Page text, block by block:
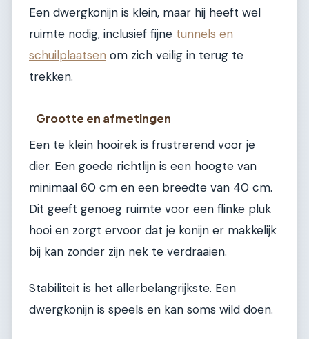
Een dwergkonijn is klein, maar hij heeft wel
ruimte nodig, inclusief fijne tunnels en
schuilplaatsen om zich veilig in terug te
trekken.
Grootte en afmetingen
Een te klein hooirek is frustrerend voor je
dier. Een goede richtlijn is een hoogte van
minimaal 60 cm en een breedte van 40 cm.
Dit geeft genoeg ruimte voor een flinke pluk
hooi en zorgt ervoor dat je konijn er makkelijk
bij kan zonder zijn nek te verdraaien.
Stabiliteit is het allerbelangrijkste. Een
dwergkonijn is speels en kan soms wild doen.